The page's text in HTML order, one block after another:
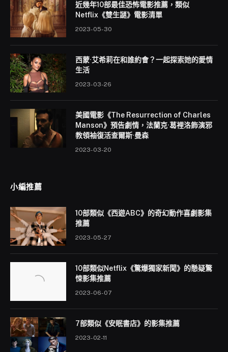
近幾年10部最佳恐怖電影推薦，類似
Netflix《雙生謎》電影清單
2023-05-30
西蒙·艾希莉在和誰約會？一起探索她的愛情
生活
2023-03-26
美國電影《The Resurrection of Charles
Manson》預告劇情，法蘭克·葛裡洛飾演邪
教領袖復活查爾斯·曼森
2023-03-20
小編推薦
10部類似《西遊ABC》的奇幻動作喜劇影集
推薦
2023-05-27
10部類似Netflix《驚爆獨家新聞》的懸疑驚
悚影集推薦
2023-06-07
7部類似《安眠書店》的影集推薦
2023-02-11